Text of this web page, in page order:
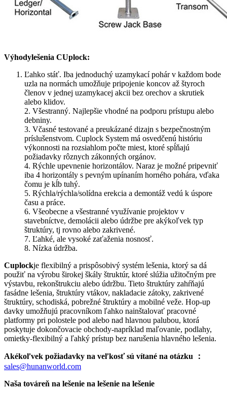
Výhodylešenia CUplock:
Ľahko stáť. Iba jednoduchý uzamykací pohár v každom bode
uzla na normách umožňuje pripojenie koncov až štyroch
členov v jednej uzamykacej akcii bez orechov a skrutiek
alebo klidov.
2. Všestranný. Najlepšie vhodné na podporu prístupu alebo
debniny.
3. Včasné testované a preukázané dizajn s bezpečnostným
príslušenstvom. Cuplock System má osvedčenú históriu
výkonnosti na rozsiahlom počte miest, ktoré spĺňajú
požiadavky rôznych zákonných orgánov.
4. Rýchle upevnenie horizontálov. Naraz je možné pripevniť
iba 4 horizontály s pevným upínaním horného pohára, vďaka
čomu je kĺb tuhý.
5. Rýchla/rýchla/solídna erekcia a demontáž vedú k úspore
času a práce.
6. Všeobecne a všestranné využívanie projektov v
stavebníctve, demolácii alebo údržbe pre akýkoľvek typ
štruktúry, tj rovno alebo zakrivené.
7. Ľahké, ale vysoké zaťaženia nosnosť.
8. Nízka údržba.
Cuplockje flexibilný a prispôsobivý systém lešenia, ktorý sa dá
použiť na výrobu širokej škály štruktúr, ktoré slúžia užitočným pre
výstavbu, rekonštrukciu alebo údržbu. Tieto štruktúry zahŕňajú
fasádne lešenia, štruktúry vtákov, nakladacie zátoky, zakrivené
štruktúry, schodiská, pobrežné štruktúry a mobilné veže. Hop-up
davky umožňujú pracovníkom ľahko nainštalovať pracovné
platformy pri polostele pod alebo nad hlavnou palubou, ktorá
poskytuje dokončovacie obchody-napríklad maľovanie, podlahy,
omietky-flexibilný a ľahký prístup bez narušenia hlavného lešenia.
Akékoľvek požiadavky na veľkosť sú vítané na otázku ：
sales@hunanworld.com
Naša továreň na lešenie na lešenie na lešenie